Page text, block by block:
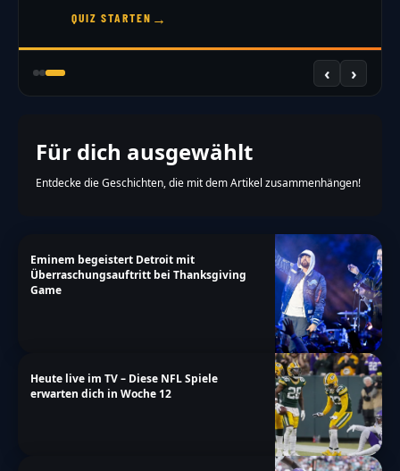
QUIZ STARTEN →
‹ ›
Für dich ausgewählt
Entdecke die Geschichten, die mit dem Artikel zusammenhängen!
Eminem begeistert Detroit mit
Überraschungsauftritt bei Thanksgiving
Game
Heute live im TV – Diese NFL Spiele
erwarten dich in Woche 12